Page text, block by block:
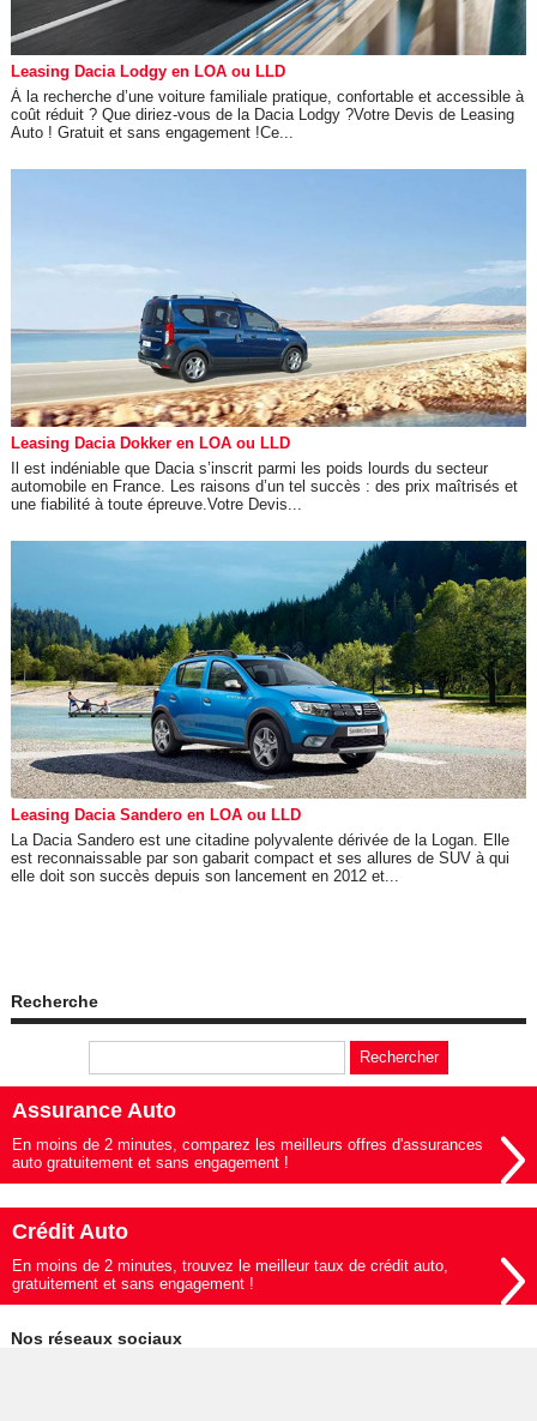
Leasing Dacia Lodgy en LOA ou LLD
À la recherche d’une voiture familiale pratique, confortable et accessible à
coût réduit ? Que diriez-vous de la Dacia Lodgy ?Votre Devis de Leasing
Auto ! Gratuit et sans engagement !Ce...
Leasing Dacia Dokker en LOA ou LLD
Il est indéniable que Dacia s’inscrit parmi les poids lourds du secteur
automobile en France. Les raisons d’un tel succès : des prix maîtrisés et
une fiabilité à toute épreuve.Votre Devis...
Leasing Dacia Sandero en LOA ou LLD
La Dacia Sandero est une citadine polyvalente dérivée de la Logan. Elle
est reconnaissable par son gabarit compact et ses allures de SUV à qui
elle doit son succès depuis son lancement en 2012 et...
Recherche
Assurance Auto
En moins de 2 minutes, comparez les meilleurs offres d'assurances
auto gratuitement et sans engagement !
Crédit Auto
En moins de 2 minutes, trouvez le meilleur taux de crédit auto,
gratuitement et sans engagement !
Nos réseaux sociaux